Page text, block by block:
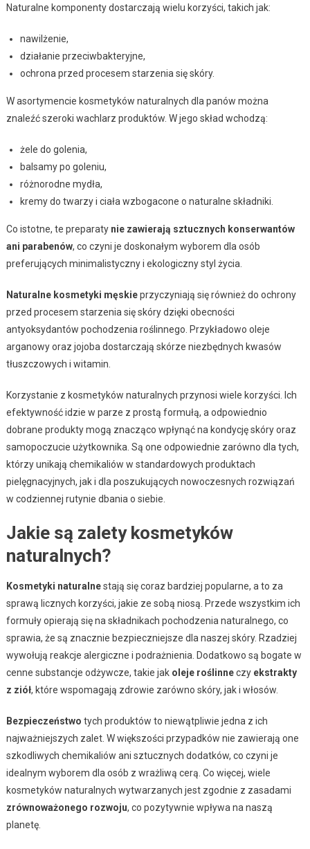
Naturalne komponenty dostarczają wielu korzyści, takich jak:
nawilżenie,
działanie przeciwbakteryjne,
ochrona przed procesem starzenia się skóry.
W asortymencie kosmetyków naturalnych dla panów można
znaleźć szeroki wachlarz produktów. W jego skład wchodzą:
żele do golenia,
balsamy po goleniu,
różnorodne mydła,
kremy do twarzy i ciała wzbogacone o naturalne składniki.
Co istotne, te preparaty nie zawierają sztucznych konserwantów
ani parabenów, co czyni je doskonałym wyborem dla osób
preferujących minimalistyczny i ekologiczny styl życia.
Naturalne kosmetyki męskieprzyczyniają się również do ochrony
przed procesem starzenia się skóry dzięki obecności
antyoksydantów pochodzenia roślinnego. Przykładowo oleje
arganowy oraz jojoba dostarczają skórze niezbędnych kwasów
tłuszczowych i witamin.
Korzystanie z kosmetyków naturalnych przynosi wiele korzyści. Ich
efektywność idzie w parze z prostą formułą, a odpowiednio
dobrane produkty mogą znacząco wpłynąć na kondycję skóry oraz
samopoczucie użytkownika. Są one odpowiednie zarówno dla tych,
którzy unikają chemikaliów w standardowych produktach
pielęgnacyjnych, jak i dla poszukujących nowoczesnych rozwiązań
w codziennej rutynie dbania o siebie.
Jakie są zalety kosmetyków
naturalnych?
Kosmetyki naturalnestają się coraz bardziej popularne, a to za
sprawą licznych korzyści, jakie ze sobą niosą. Przede wszystkim ich
formuły opierają się na składnikach pochodzenia naturalnego, co
sprawia, że są znacznie bezpieczniejsze dla naszej skóry. Rzadziej
wywołują reakcje alergiczne i podrażnienia. Dodatkowo są bogate w
cenne substancje odżywcze, takie jak oleje roślinneczy ekstrakty
z ziół, które wspomagają zdrowie zarówno skóry, jak i włosów.
Bezpieczeństwo tych produktów to niewątpliwie jedna z ich
najważniejszych zalet. W większości przypadków nie zawierają one
szkodliwych chemikaliów ani sztucznych dodatków, co czyni je
idealnym wyborem dla osób z wrażliwą cerą. Co więcej, wiele
kosmetyków naturalnych wytwarzanych jest zgodnie z zasadami
zrównoważonego rozwoju, co pozytywnie wpływa na naszą
planetę.